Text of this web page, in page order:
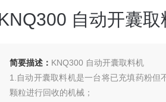
自动开囊取
简要描述： KNQ300 自动开囊取料机
1.自动开囊取料机是一台将已充填药粉但
颗粒进行回收的机械；